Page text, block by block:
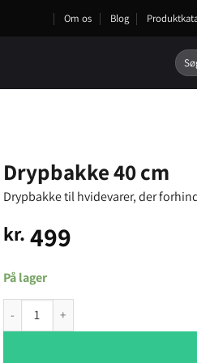
Om os Blog
Søg
Drypbakke 40 cm
Drypbakke til hvidevarer, der
kr. 499
På lager
Drypbakke 40 cm antal